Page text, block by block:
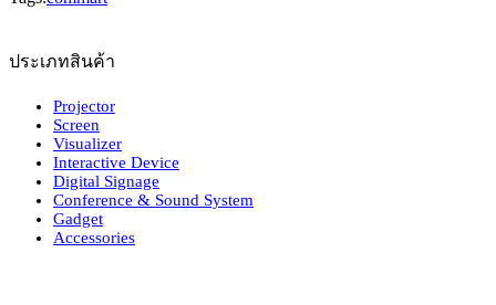
ประเภทสินค้า
Projector
Screen
Visualizer
Interactive Device
Digital Signage
Conference & Sound System
Gadget
Accessories